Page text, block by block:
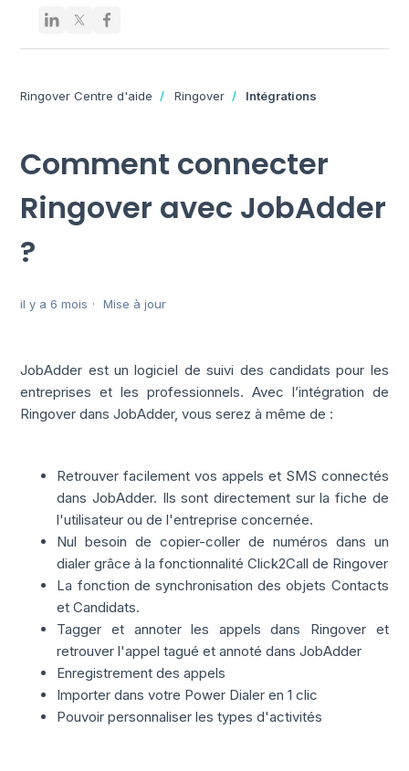
Ringover Centre d'aide Ringover Intégrations
Comment connecter
Ringover avec JobAdder
?
il y a 6 mois Mise à jour
JobAdder est un logiciel de suivi des candidats pour les
entreprises et les professionnels. Avec l’intégration de
Ringover dans JobAdder, vous serez à même de :
Retrouver facilement vos appels et SMS connectés
dans JobAdder. Ils sont directement sur la fiche de
l'utilisateur ou de l'entreprise concernée.
Nul besoin de copier-coller de numéros dans un
dialer grâce à la fonctionnalité Click2Call de Ringover
La fonction de synchronisation des objets Contacts
et Candidats.
Tagger et annoter les appels dans Ringover et
retrouver l'appel tagué et annoté dans JobAdder
Enregistrement des appels
Importer dans votre Power Dialer en 1 clic
Pouvoir personnaliser les types d'activités